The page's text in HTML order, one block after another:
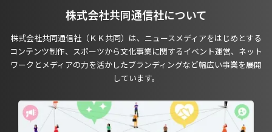
株式会社共同通信社について
株式会社共同通信社（ＫＫ共同）は、ニュースメディアをはじめとする
コンテンツ制作、スポーツから文化事業に関するイベント運営、ネット
ワークとメディアの力を活かしたブランディングなど幅広い事業を展開
しています。